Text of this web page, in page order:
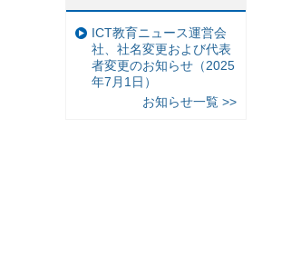
ICT教育ニュース運営会
社、社名変更および代表
者変更のお知らせ（2025
年7月1日）
お知らせ一覧 >>